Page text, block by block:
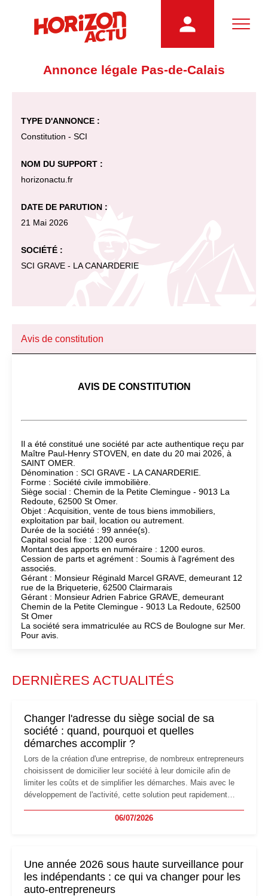
Annonce légale Pas-de-Calais
TYPE D'ANNONCE :
Constitution - SCI
NOM DU SUPPORT :
horizonactu.fr
DATE DE PARUTION :
21 Mai 2026
SOCIÉTÉ :
SCI GRAVE - LA CANARDERIE
Avis de constitution
AVIS DE CONSTITUTION
Il a été constitué une société par acte authentique reçu par
Maître Paul-Henry STOVEN, en date du 20 mai 2026, à
SAINT OMER.
Dénomination : SCI GRAVE - LA CANARDERIE.
Forme : Société civile immobilière.
Siège social : Chemin de la Petite Clemingue - 9013 La
Redoute, 62500 St Omer.
Objet : Acquisition, vente de tous biens immobiliers,
exploitation par bail, location ou autrement.
Durée de la société : 99 année(s).
Capital social fixe : 1200 euros
Montant des apports en numéraire : 1200 euros.
Cession de parts et agrément : Soumis à l'agrément des
associés.
Gérant : Monsieur Réginald Marcel GRAVE, demeurant 12
rue de la Briqueterie, 62500 Clairmarais
Gérant : Monsieur Adrien Fabrice GRAVE, demeurant
Chemin de la Petite Clemingue - 9013 La Redoute, 62500
St Omer
La société sera immatriculée au RCS de Boulogne sur Mer.
Pour avis.
DERNIÈRES ACTUALITÉS
Changer l'adresse du siège social de sa
société : quand, pourquoi et quelles
démarches accomplir ?
Lors de la création d'une entreprise, de nombreux entrepreneurs
choisissent de domicilier leur société à leur domicile afin de
limiter les coûts et de simplifier les démarches. Mais avec le
développement de l'activité, cette solution peut rapidement
professionnels, recrutement, image de marque… Le
06/07/2026
Une année 2026 sous haute surveillance pour
les indépendants : ce qui va changer pour les
auto-entrepreneurs